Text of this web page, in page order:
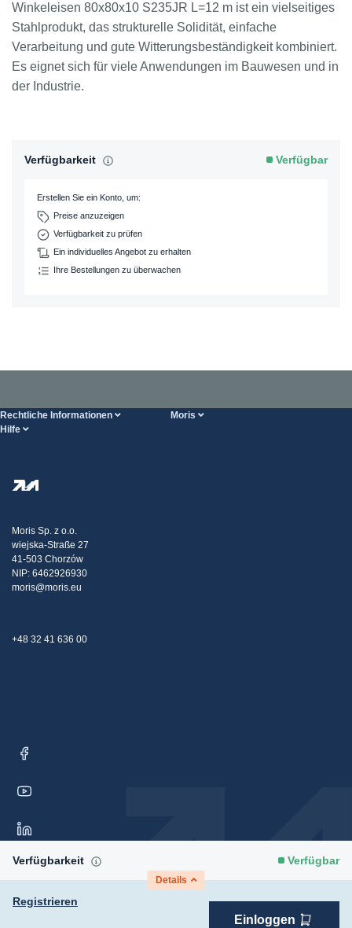
Winkeleisen 80x80x10 S235JR L=12 m ist ein vielseitiges
Stahlprodukt, das strukturelle Solidität, einfache
Verarbeitung und gute Witterungsbeständigkeit kombiniert.
Es eignet sich für viele Anwendungen im Bauwesen und in
der Industrie.
Verfügbarkeit Verfügbar
Erstellen Sie ein Konto, um:
Preise anzuzeigen
Verfügbarkeit zu prüfen
Ein individuelles Angebot zu erhalten
Ihre Bestellungen zu überwachen
Verfügbarkeit Verfügbar
Details
Registrieren
Einloggen
Rechtliche Informationen Moris
Hilfe
Transport
Beschwerden
Moris Sp. z o.o.
wiejska-Straße 27
41-503 Chorzów
NIP: 6462926930
moris@moris.eu
+48 32 41 636 00